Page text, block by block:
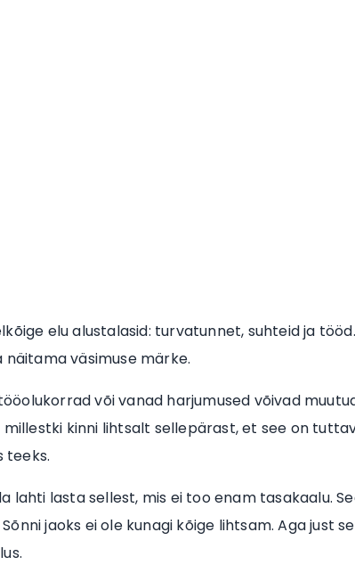
elu alustalasid: turvatunnet, suhteid ja
näitama väsimuse märke.
või vanad harjumused võivad
kinni lihtsalt sellepärast, et see on
teeks.
lahti lasta sellest, mis ei too enam tasakaalu.
jaoks ei ole kunagi kõige lihtsam. Aga just